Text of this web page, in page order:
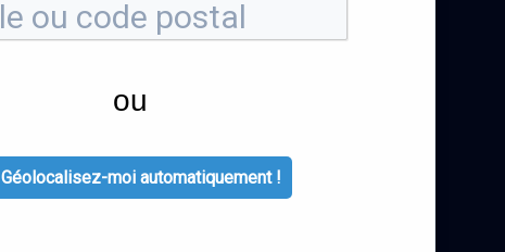
ou
Géolocalisez-moi automatiquement !